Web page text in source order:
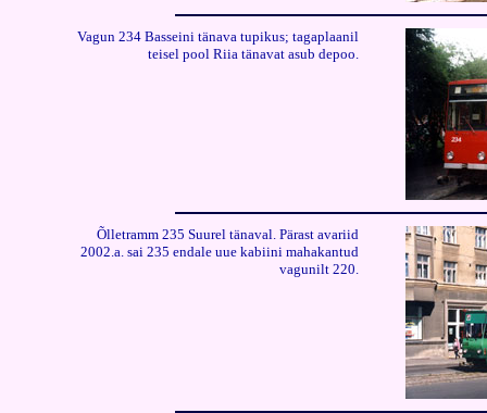
Vagun 234 Basseini tänava tupikus; tagaplaanil
teisel pool Riia tänavat asub depoo.
Õlletramm 235 Suurel tänaval. Pärast avariid
2002.a. sai 235 endale uue kabiini mahakantud
vagunilt 220.